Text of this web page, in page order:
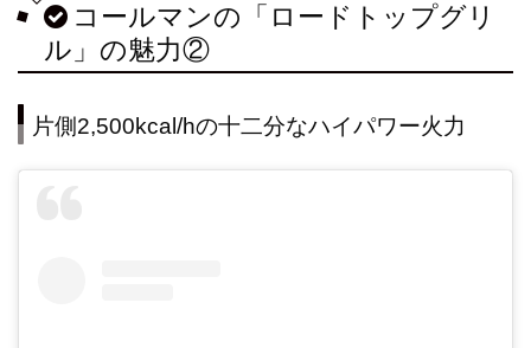
コールマンの「ロードトップグリ
ル」の魅力②
片側2,500kcal/hの十二分なハイパワー火力